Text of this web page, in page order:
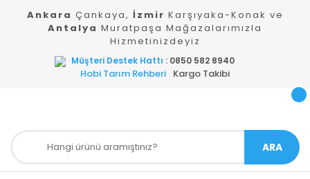
Ankara Çankaya, İzmir Karşıyaka-Konak ve
Antalya Muratpaşa Mağazalarımızla
Hizmetinizdeyiz
Müşteri Destek Hattı : 0850 582 8940
Hobi Tarım Rehberi Kargo Takibi
ARA